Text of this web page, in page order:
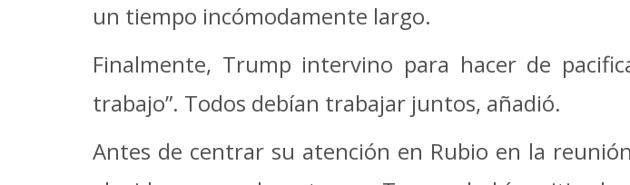
un tiempo incómodamente largo.
Finalmente, Trump intervino para hacer de
trabajo”. Todos debían trabajar juntos, añadió.
Antes de centrar su atención en Rubio en la